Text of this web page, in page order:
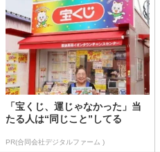
「宝くじ、運じゃなかった」当
たる人は“同じこと”してる
PR(合同会社デジタルファーム )